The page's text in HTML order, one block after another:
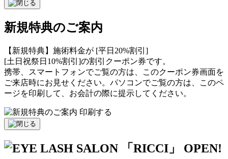
新規特典のご案内
【新規特典】施術料金が [平日20%割引]
[土日祝祭日10%割引]の割引クーポン券です。
携帯、スマートフォンでご覧の方は、このクーポン券画面を
ご来店時にお見せください。パソコンでご覧の方は、このペ
ージを印刷して、お会計の際に提示してください。
印刷する